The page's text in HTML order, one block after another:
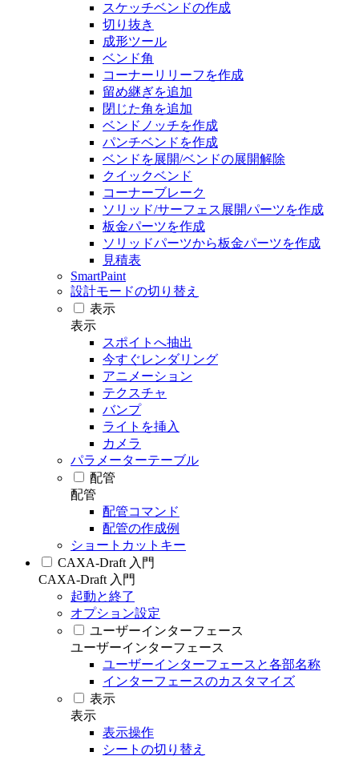
スケッチベンドの作成
切り抜き
成形ツール
ベンド角
コーナーリリーフを作成
留め継ぎを追加
閉じた角を追加
ベンドノッチを作成
パンチベンドを作成
ベンドを展開/ベンドの展開解除
クイックベンド
コーナーブレーク
ソリッド/サーフェス展開パーツを作成
板金パーツを作成
ソリッドパーツから板金パーツを作成
見積表
SmartPaint
設計モードの切り替え
表示
表示
スポイトへ抽出
今すぐレンダリング
アニメーション
テクスチャ
バンプ
ライトを挿入
カメラ
パラメーターテーブル
配管
配管
配管コマンド
配管の作成例
ショートカットキー
CAXA-Draft 入門
CAXA-Draft 入門
起動と終了
オプション設定
ユーザーインターフェース
ユーザーインターフェース
ユーザーインターフェースと各部名称
インターフェースのカスタマイズ
表示
表示
表示操作
シートの切り替え